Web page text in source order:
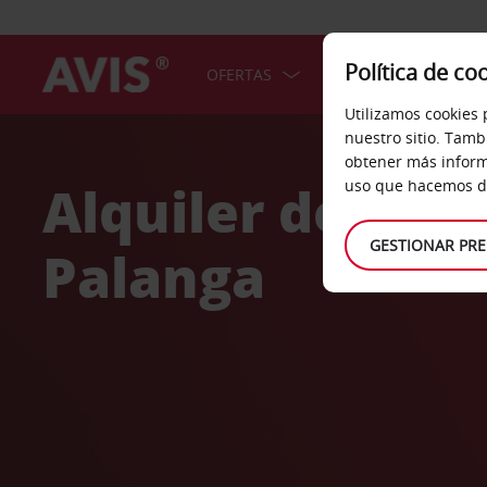
OFERTAS COCHES
Alquiler de
Palanga
Política de
Utilizamos
nuestro sitio.
obtener más
uso que hacemos
GESTIONAR